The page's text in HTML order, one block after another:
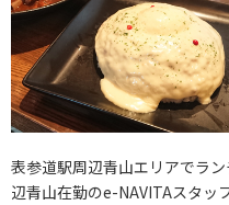
表参道駅周辺青山エリアでラ
辺青山在勤のe-NAVITAスタッ